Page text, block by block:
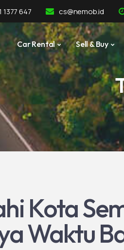
1377 647 cs@nemob.id
Car Rental Sell & Buy
Kota
Waktu